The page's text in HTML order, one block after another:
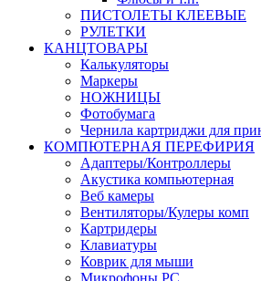
ПИСТОЛЕТЫ КЛЕЕВЫЕ
РУЛЕТКИ
КАНЦТОВАРЫ
Калькуляторы
Маркеры
НОЖНИЦЫ
Фотобумага
Чернила картриджи для
КОМПЮТЕРНАЯ ПЕРЕФИРИЯ
Адаптеры/Контроллеры
Акустика компьютерная
Веб камеры
Вентиляторы/Кулеры комп
Картридеры
Клавиатуры
Коврик для мыши
Микрофоны PC